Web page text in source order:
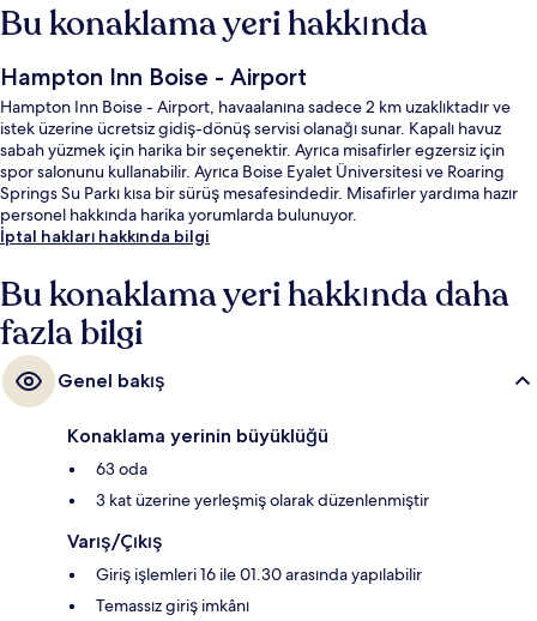
Bu konaklama yeri hakkında
Hampton Inn Boise - Airport
Hampton Inn Boise - Airport, havaalanına sadece 2 km uzaklıktadır ve
istek üzerine ücretsiz gidiş-dönüş servisi olanağı sunar. Kapalı havuz
sabah yüzmek için harika bir seçenektir. Ayrıca misafirler egzersiz için
spor salonunu kullanabilir. Ayrıca Boise Eyalet Üniversitesi ve Roaring
Springs Su Parkı kısa bir sürüş mesafesindedir. Misafirler yardıma hazır
personel hakkında harika yorumlarda bulunuyor.
İptal hakları hakkında bilgi
Bu konaklama yeri hakkında daha
fazla bilgi
Genel bakış
Konaklama yerinin büyüklüğü
63 oda
3 kat üzerine yerleşmiş olarak düzenlenmiştir
Varış/Çıkış
Giriş işlemleri 16 ile 01.30 arasında yapılabilir
Temassız giriş imkânı